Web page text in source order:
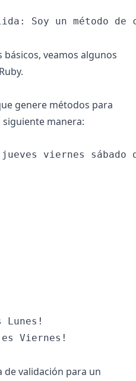
veamos algunos
genere métodos para
siguiente manera:
viernes sábado
Lunes!
validación para un